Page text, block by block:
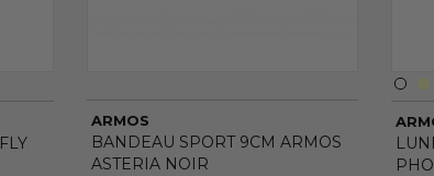
ARMOS
BANDEAU SPORT 9CM ARMOS
ASTERIA NOIR